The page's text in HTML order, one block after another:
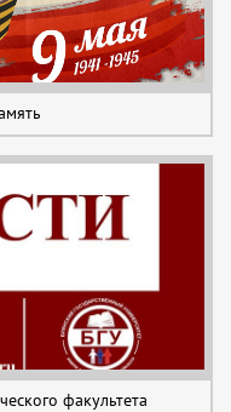
факультета